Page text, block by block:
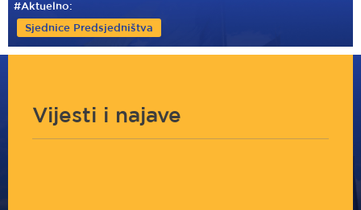
#Aktuelno:
Sjednice Predsjedništva
Vijesti i najave